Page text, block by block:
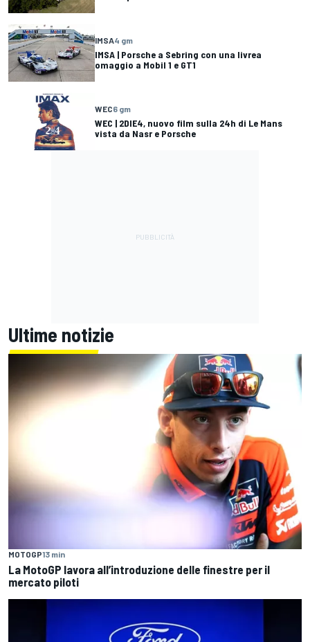
IMSA4 gm
IMSA | Porsche a Sebring con una livrea
omaggio a Mobil 1 e GT1
WEC6 gm
WEC | 2DIE4, nuovo film sulla 24h di Le Mans
vista da Nasr e Porsche
Ultime notizie
MOTOGP13 min
La MotoGP lavora all’introduzione delle finestre per il
mercato piloti